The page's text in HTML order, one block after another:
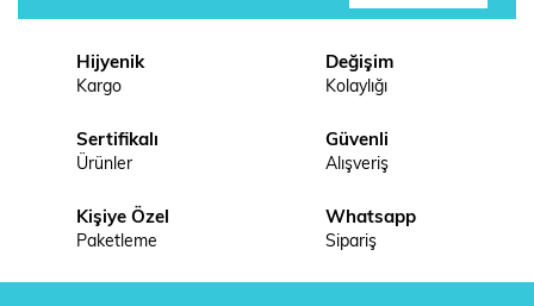
Hijyenik
Kargo
Değişim
Kolaylığı
Sertifikalı
Ürünler
Güvenli
Alışveriş
Kişiye Özel
Paketleme
Whatsapp
Sipariş